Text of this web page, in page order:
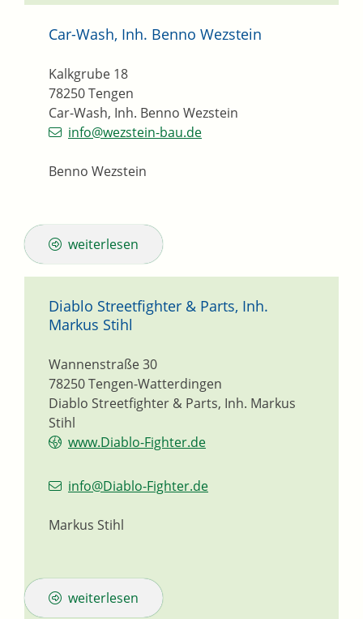
Car-Wash, Inh. Benno Wezstein
Car-Wash, Inh. Benno Wezstein
Kalkgrube 18
78250Tengen
info@wezstein-bau.de
Benno Wezstein
weiterlesen
Diablo Streetfighter & Parts, Inh.
Markus Stihl
Diablo Streetfighter & Parts, Inh. Markus
Stihl
Wannenstraße 30
78250Tengen-Watterdingen
www.Diablo-Fighter.de
info@Diablo-Fighter.de
Markus Stihl
weiterlesen